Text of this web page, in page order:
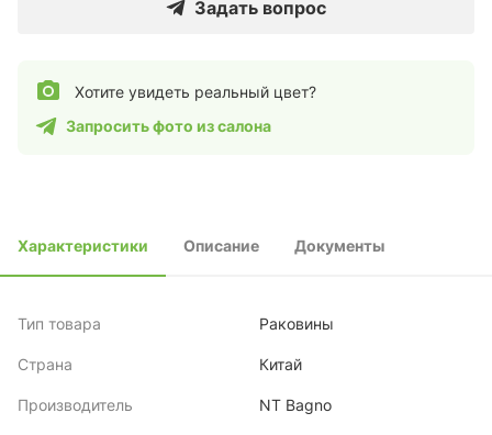
Задать вопрос
Хотите увидеть реальный цвет?
Запросить фото из салона
Характеристики Описание Документы
Тип товара Раковины
Страна Китай
Производитель NT Bagno